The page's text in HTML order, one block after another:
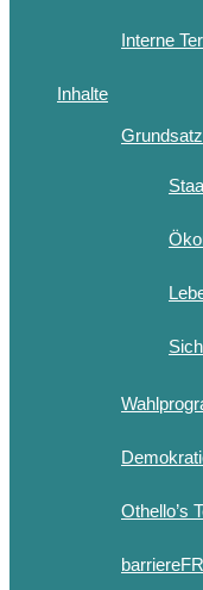
Interne
Inhalte
Othello’s